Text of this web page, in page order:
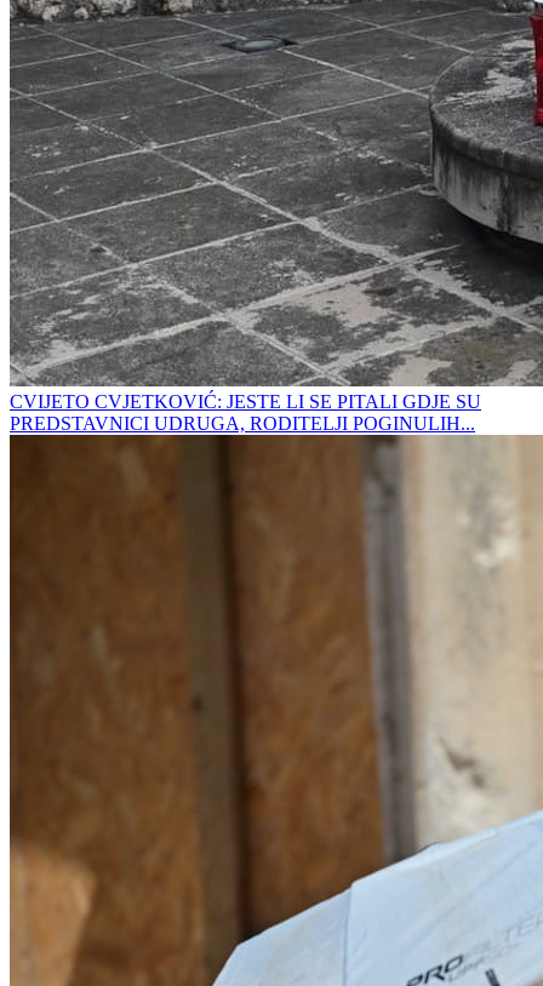
CVIJETO CVJETKOVIĆ: JESTE LI SE PITALI GDJE SU
PREDSTAVNICI UDRUGA, RODITELJI POGINULIH...